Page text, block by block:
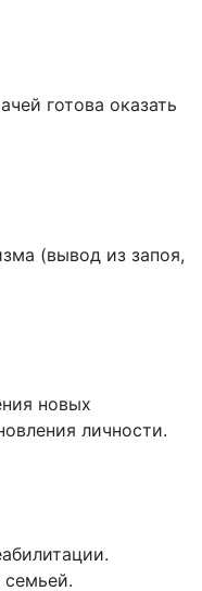
готова оказать
(вывод из запоя,
новых
личности.
семьей.